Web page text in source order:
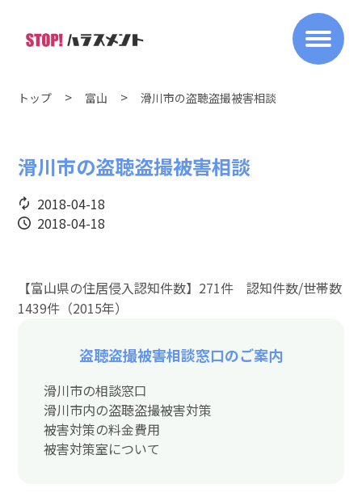
トップ 富山 滑川市の盗聴盗撮被害相談
滑川市の盗聴盗撮被害相談
2018-04-18
2018-04-18
【富山県の住居侵入認知件数】271件 認知件数/世帯数
1439件（2015年）
盗聴盗撮被害相談窓口のご案内
滑川市の相談窓口
滑川市内の盗聴盗撮被害対策
被害対策の料金費用
被害対策室について